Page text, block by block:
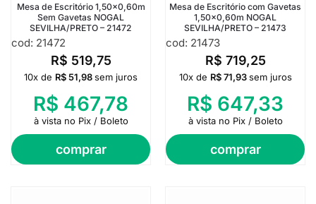
Mesa de Escritório 1,50×0,60m
Sem Gavetas NOGAL
SEVILHA/PRETO – 21472
cod: 21472
R$ 519,75
comprar
10x de R$51,98sem juros
R$ 467,78
à vista no Pix / Boleto
Mesa de Escritório com Gavetas
1,50×0,60m NOGAL
SEVILHA/PRETO – 21473
cod: 21473
R$ 719,25
comprar
10x de R$71,93 sem juros
R$ 647,33
à vista no Pix / Boleto